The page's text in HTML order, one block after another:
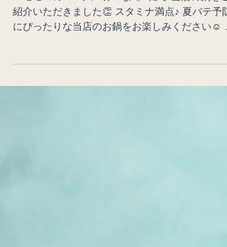
紹介いただきました👏 スタミナ満点♪ 夏バテ予防
にぴったりな当店のお鍋をお楽しみください☺️